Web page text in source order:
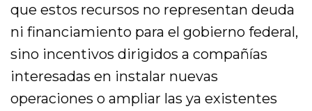
que estos recursos no representan deuda
ni financiamiento para el gobierno federal,
sino incentivos dirigidos a compañías
interesadas en instalar nuevas
operaciones o ampliar las ya existentes